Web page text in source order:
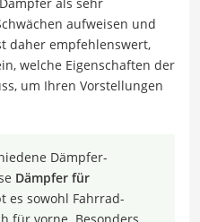
aufweisen und
daher empfehlenswert,
welche Eigenschaften der
um Ihren Vorstellungen
Dämpfer-
Dämpfer für
es sowohl Fahrrad-
für vorne. Besonders